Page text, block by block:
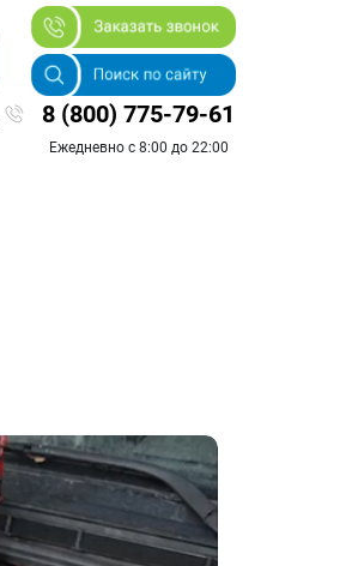
8 (800) 775-79-61
Ежедневно с 8:00 до 22:00